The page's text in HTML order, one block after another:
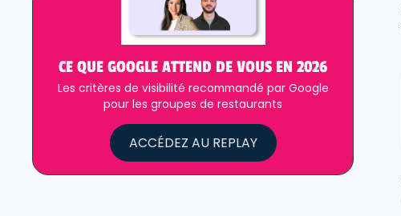
CE QUE GOOGLE ATTEND DE VOUS EN 2026
Les critères de visibilité recommandé par Google
pour les groupes de restaurants
ACCÉDEZ AU REPLAY